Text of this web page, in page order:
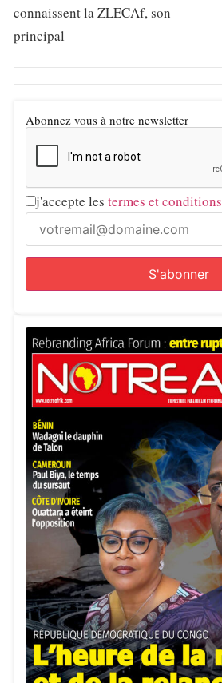
connaissent la ZLECAf, son
principal
Abonnez vous à notre newsletter
j'accepte les termes et conditions